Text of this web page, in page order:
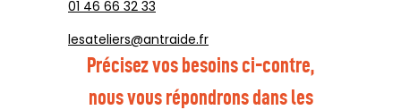
01 46 66 32 33
lesateliers@antraide.fr
Précisez vos besoins ci-contre,
nous vous répondrons dans les